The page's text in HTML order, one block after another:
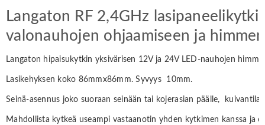
Langaton RF 2,4GHz
valonauhojen ohjaamiseen ja
Langaton hipaisukytkin yksivärisen 12V ja 24V LED-nauhojen
Lasikehyksen koko 86mmx86mm. Syvyys 10mm.
Seinä-asennus joko suoraan seinään tai kojerasian päälle,
Mahdollista kytkeä useampi vastaanotin yhden kytkimen kanssa ja